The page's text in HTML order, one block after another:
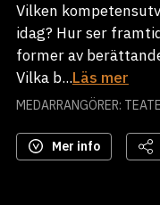
Vilken
idag? Hur ser
former av
Vilka b...Läs mer
MEDARRANGÖRER:
Mer info